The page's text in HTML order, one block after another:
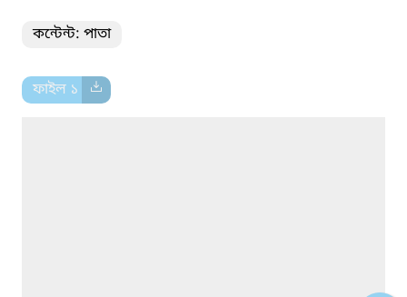
কন্টেন্ট: পাতা
ফাইল ১